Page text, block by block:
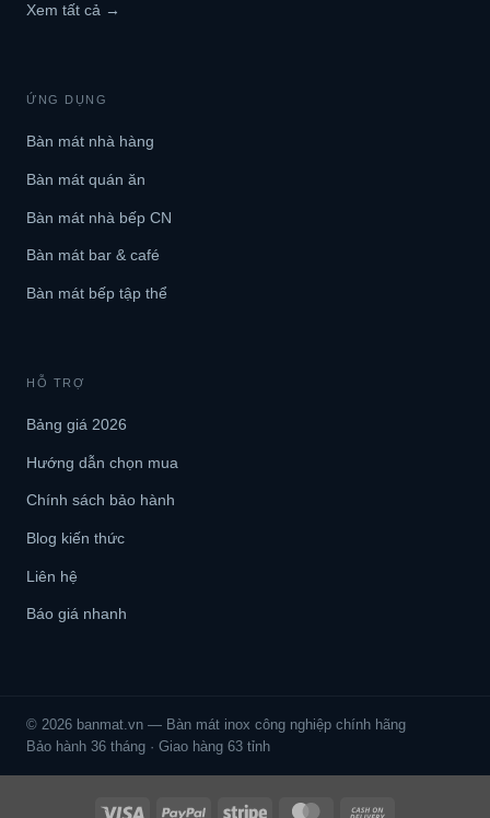
Xem tất cả →
ỨNG DỤNG
Bàn mát nhà hàng
Bàn mát quán ăn
Bàn mát nhà bếp CN
Bàn mát bar & café
Bàn mát bếp tập thể
HỖ TRỢ
Bảng giá 2026
Hướng dẫn chọn mua
Chính sách bảo hành
Blog kiến thức
Liên hệ
Báo giá nhanh
© 2026 banmat.vn — Bàn mát inox công nghiệp chính hãng
Bảo hành 36 tháng · Giao hàng 63 tỉnh
Visa PayPal Stripe MasterCard